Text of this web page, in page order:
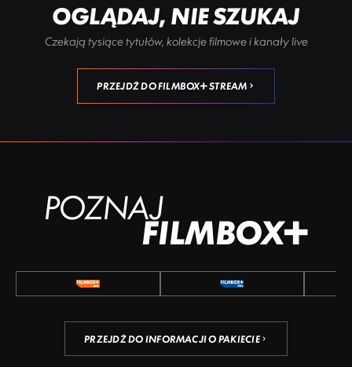
OGLĄDAJ, NIE SZUKAJ
Czekają tysiące tytułów, kolekcje filmowe i kanały live
PRZEJDŹ DO FILMBOX+ STREAM
POZNAJ
FILMBOX+
PRZEJDŹ DO INFORMACJI O PAKIECIE